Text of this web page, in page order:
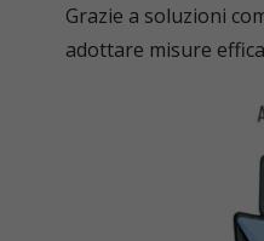
Grazie a soluzioni
adottare misure